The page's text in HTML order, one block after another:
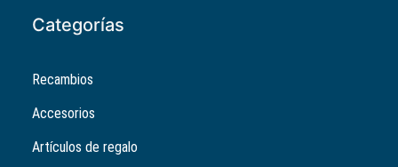
Categorías
Recambios
Accesorios
Artículos de regalo